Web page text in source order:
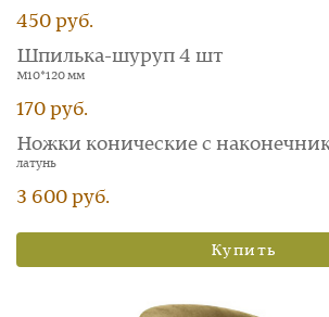
450 руб.
Шпилька-шуруп 4 шт
М10*120 мм
170 руб.
Ножки конические с
латунь
3 600 руб.
Купить